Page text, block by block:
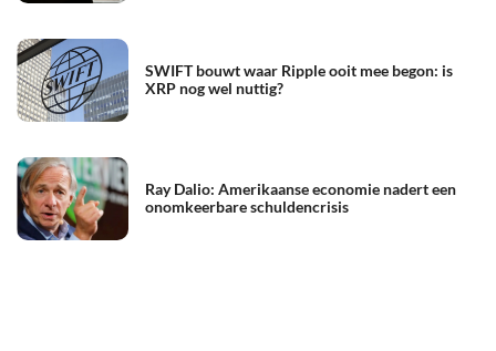
SWIFT bouwt waar Ripple ooit mee begon: is
XRP nog wel nuttig?
Ray Dalio: Amerikaanse economie nadert een
onomkeerbare schuldencrisis